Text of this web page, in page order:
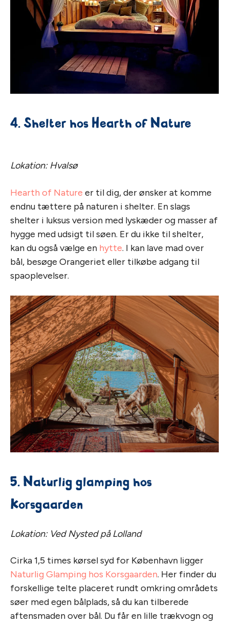
4. Shelter hos Hearth of Nature
Lokation: Hvalsø
Hearth of Nature er til dig, der ønsker at komme
endnu tættere på naturen i shelter. En slags
shelter i luksus version med lyskæder og masser af
hygge med udsigt til søen. Er du ikke til shelter,
kan du også vælge en hytte. I kan lave mad over
bål, besøge Orangeriet eller tilkøbe adgang til
spaoplevelser.
5. Naturlig glamping hos
Korsgaarden
Lokation: Ved Nysted på Lolland
Cirka 1,5 times kørsel syd for København ligger
Naturlig Glamping hos Korsgaarden. Her finder du
forskellige telte placeret rundt omkring områdets
søer med egen bålplads, så du kan tilberede
aftensmaden over bål. Du får en lille trækvogn og